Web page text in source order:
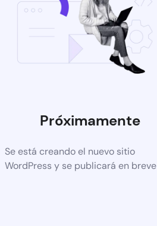
Próximamente
Se está creando el nuevo sitio
WordPress y se publicará en breve